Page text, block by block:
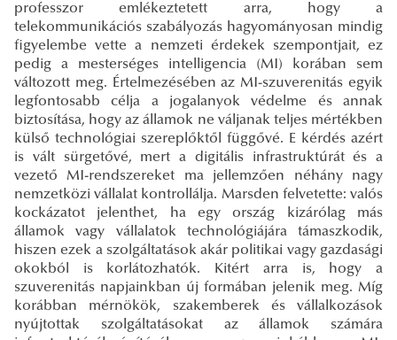
professzor emlékeztetett arra, hogy a
telekommunikációs szabályozás hagyományosan mindig
figyelembe vette a nemzeti érdekek szempontjait, ez
pedig a mesterséges intelligencia (MI) korában sem
változott meg. Értelmezésében az MI-szuverenitás egyik
legfontosabb célja a jogalanyok védelme és annak
biztosítása, hogy az államok ne váljanak teljes mértékben
külső technológiai szereplőktől függővé. E kérdés azért
is vált sürgetővé, mert a digitális infrastruktúrát és a
vezető MI-rendszereket ma jellemzően néhány nagy
nemzetközi vállalat kontrollálja. Marsden felvetette: valós
kockázatot jelenthet, ha egy ország kizárólag más
államok vagy vállalatok technológiájára támaszkodik,
hiszen ezek a szolgáltatások akár politikai vagy gazdasági
okokból is korlátozhatók. Kitért arra is, hogy a
szuverenitás napjainkban új formában jelenik meg. Míg
korábban mérnökök, szakemberek és vállalkozások
nyújtottak szolgáltatásokat az államok számára